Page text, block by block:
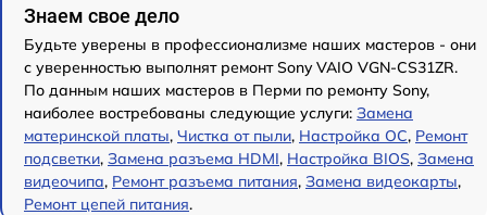
Знаем свое дело
Будьте уверены в профессионализме наших мастеров - они
с уверенностью выполнят ремонт Sony VAIO VGN-CS31ZR.
По данным наших мастеров в Перми по ремонту Sony,
наиболее востребованы следующие услуги: Замена
материнской платы, Чистка от пыли, Настройка ОС, Ремонт
подсветки, Замена разъема HDMI, Настройка BIOS, Замена
видеочипа, Ремонт разъема питания, Замена видеокарты,
Ремонт цепей питания.